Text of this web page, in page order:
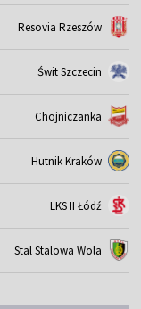
Resovia Rzeszów
Świt Szczecin
Chojniczanka
Hutnik Kraków
LKS II Łódź
Stal Stalowa Wola